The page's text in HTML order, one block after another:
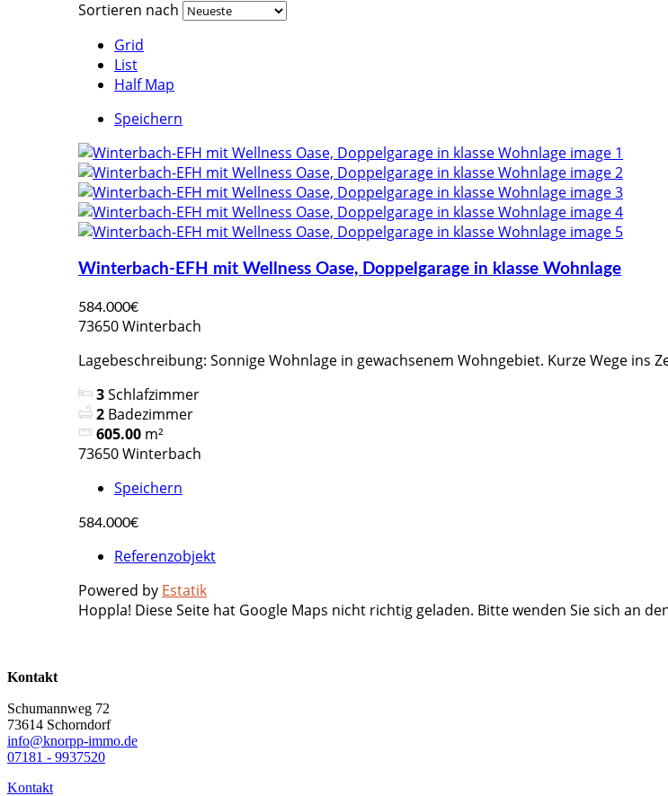
Sortieren nach
Grid
List
Half Map
Speichern
Winterbach-EFH mit Wellness Oase, Doppelgarage in klasse Wohnlage
584.000€
73650 Winterbach
Lagebeschreibung: Sonnige Wohnlage in gewachsenem Wohngebiet. Kurze Wege ins
3Schlafzimmer
2 Badezimmer
605.00 m²
73650 Winterbach
Speichern
584.000€
Referenzobjekt
Powered by Estatik
Hoppla! Diese Seite hat Google Maps nicht richtig geladen. Bitte wenden Sie sich an
Kontakt
Schumannweg 72
73614 Schorndorf
info@knorpp-immo.de
07181 - 9937520
Kontakt